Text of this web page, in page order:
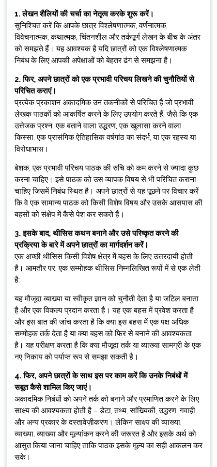
1. लेखन शैलियों की चर्चा का नेतृत्व करके शुरू करें।
सुनिश्चित करें कि आपके छात्र विश्लेषणात्मक, वर्णनात्मक,
विवेचनात्मक, कथात्मक, चिंतनशील और तर्कपूर्ण लेखन के बीच के अंतर
को समझते हैं। यह आवश्यक है यदि छात्रों को एक विश्लेषणात्मक
निबंध के लिए आपकी अपेक्षाओं को बेहतर ढंग से समझना है।
2. फिर, अपने छात्रों को एक प्रभावी परिचय लिखने की चुनौतियों से
परिचित कराएं।
प्रत्येक प्रकाशन अकादमिक उन तकनीकों से परिचित है जो प्रभावी
लेखक पाठकों को आकर्षित करने के लिए उपयोग करते हैं, जैसे कि एक
उत्तेजक प्रश्न, एक बताने वाला उद्धरण, एक खुलासा करने वाला
किस्सा, एक प्रासंगिक ऐतिहासिक वर्षगांठ का संदर्भ, या एक रहस्य या
विरोधाभास।
बेशक, एक प्रभावी परिचय पाठक की रुचि को कम करने से ज्यादा कुछ
करना चाहिए। इसे पाठक को उस व्यापक विषय से भी परिचित कराना
चाहिए जिसमें निबंध स्थित है। अपने छात्रों से यह पूछने पर विचार करें
कि वे एक सामान्य पाठक को किसी विशेष विषय और उसके आसपास की
बहसों को संक्षेप में कैसे पेश कर सकते हैं।
3. इसके बाद, थीसिस कथन बनाने और उसे परिष्कृत करने की
प्रक्रिया के बारे में अपने छात्रों का मार्गदर्शन करें।
एक अच्छी थीसिस किसी विशेष क्षेत्र में बहस के लिए उत्तरदायी होती
है। आमतौर पर, एक सम्मोहक थीसिस निम्नलिखित रूपों में से एक लेती
है:
यह मौजूदा व्याख्या या स्वीकृत ज्ञान को चुनौती देता है या जटिल बनाता
है और एक विकल्प प्रदान करता है। यह एक बहस में प्रवेश करता है
और इस बात की जांच करता है कि क्या इस बहस में एक पक्ष अधिक
सम्मोहक तर्क देता है या क्या बहस को फिर से बनाने की आवश्यकता
है। यह परीक्षण करता है कि क्या मौजूदा तर्क या व्याख्या सामग्री के एक
नए निकाय को पर्याप्त रूप से समझा सकती है।
4. फिर, अपने छात्रों के साथ इस पर काम करें कि उनके निबंधों में
सबूत कैसे शामिल किए जाएं।
अकादमिक निबंधों को अपने तर्क को बनाने और प्रमाणित करने के लिए
साक्ष्य की आवश्यकता होती है – डेटा, तथ्य, सांख्यिकी, उद्धरण, गवाही
और अन्य प्रकार के दस्तावेज़ीकरण। लेकिन साक्ष्य की व्याख्या,
व्याख्या, व्याख्या और मूल्यांकन करने की जरूरत है और इसके अर्थ को
आसुत किया जाना चाहिए ताकि पाठक इसके मूल्य का सही आकलन कर
सके।